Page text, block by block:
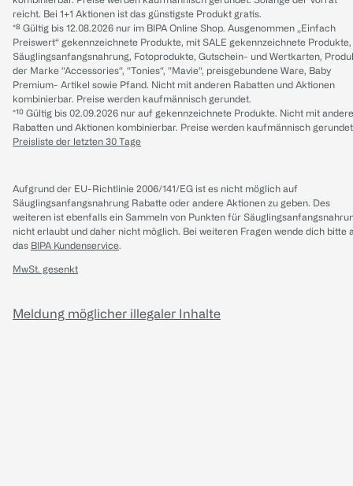
reicht. Bei 1+1 Aktionen ist das günstigste Produkt gratis.
*⁸ Gültig bis 12.08.2026 nur im BIPA Online Shop. Ausgenommen „Einfach
Preiswert“ gekennzeichnete Produkte, mit SALE gekennzeichnete Produkte,
Säuglingsanfangsnahrung, Fotoprodukte, Gutschein- und Wertkarten,
der Marke “Accessories“, “Tonies“, “Mavie“, preisgebundene Ware, Baby
Premium- Artikel sowie Pfand. Nicht mit anderen Rabatten und Aktionen
kombinierbar. Preise werden kaufmännisch gerundet.
*¹⁰ Gültig bis 02.09.2026 nur auf gekennzeichnete Produkte. Nicht mit
Rabatten und Aktionen kombinierbar. Preise werden kaufmännisch
Preisliste der letzten 30 Tage
Aufgrund der EU-Richtlinie 2006/141/EG ist es nicht möglich auf
Säuglingsanfangsnahrung Rabatte oder andere Aktionen zu geben. Des
weiteren ist ebenfalls ein Sammeln von Punkten für
nicht erlaubt und daher nicht möglich. Bei weiteren Fragen wende dich bitte
das BIPA Kundenservice.
MwSt. gesenkt
Meldung möglicher illegaler Inhalte